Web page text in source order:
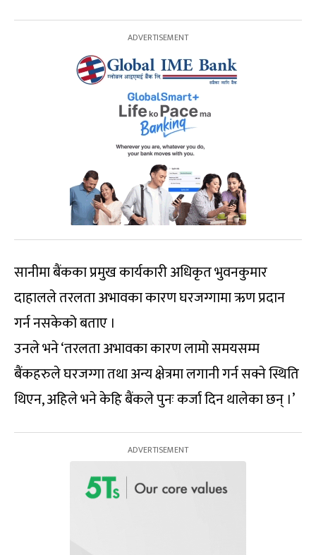
सानीमा बैंकका प्रमुख कार्यकारी अधिकृत भुवनकुमार
दाहालले तरलता अभावका कारण घरजग्गामा ऋण प्रदान
गर्न नसकेको बताए ।
उनले भने ‘तरलता अभावका कारण लामो समयसम्म
बैंकहरुले घरजग्गा तथा अन्य क्षेत्रमा लगानी गर्न सक्ने स्थिति
थिएन, अहिले भने केहि बैंकले पुनः कर्जा दिन थालेका छन् ।’